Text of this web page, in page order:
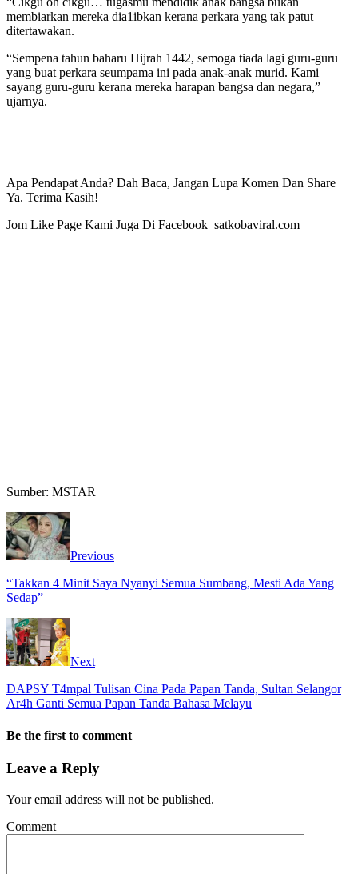
membiarkan mereka dia1ibkan kerana perkara yang tak patut
ditertawakan.
“Sempena tahun baharu Hijrah 1442, semoga tiada lagi guru-guru
yang buat perkara seumpama ini pada anak-anak murid. Kami
sayang guru-guru kerana mereka harapan bangsa dan negara,”
ujarnya.
Apa Pendapat Anda? Dah Baca, Jangan Lupa Komen Dan Share
Ya. Terima Kasih!
Jom Like Page Kami Juga Di Facebook satkobaviral.com
Sumber: MSTAR
Previous
“Takkan 4 Minit Saya Nyanyi Semua Sumbang, Mesti Ada Yang
Sedap”
Next
DAPSY T4mpal Tulisan Cina Pada Papan Tanda, Sultan Selangor
Ar4h Ganti Semua Papan Tanda Bahasa Melayu
Be the first to comment
Leave a Reply
Your email address will not be published.
Comment